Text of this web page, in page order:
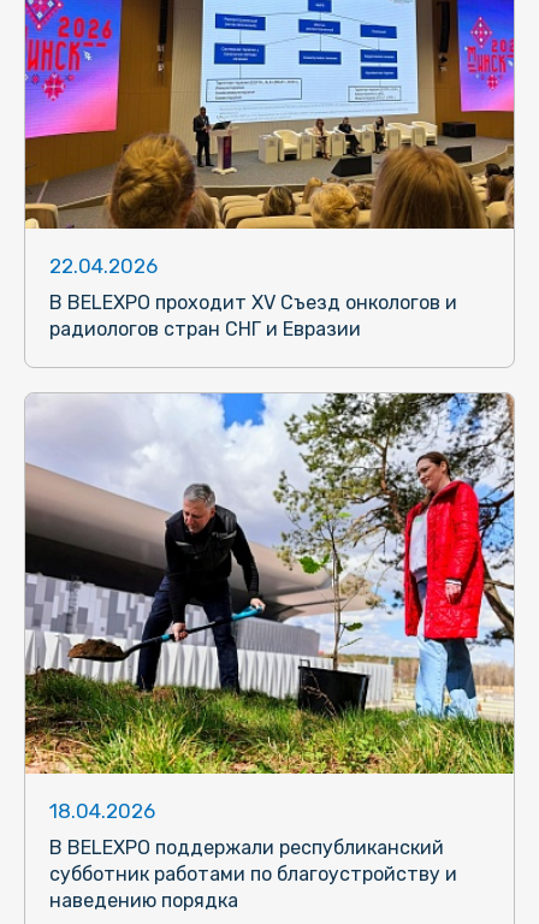
22.04.2026
В BELEXPO проходит XV Съезд онкологов и
радиологов стран СНГ и Евразии
18.04.2026
В BELEXPO поддержали республиканский
субботник работами по благоустройству и
наведению порядка